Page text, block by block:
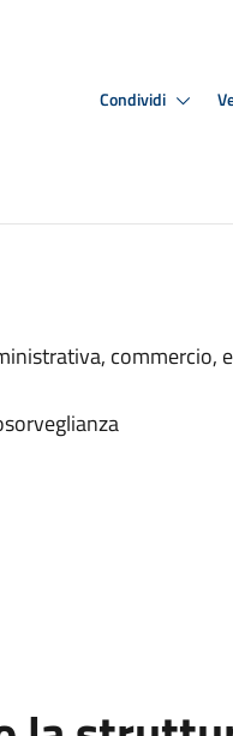
Condividi
commercio,